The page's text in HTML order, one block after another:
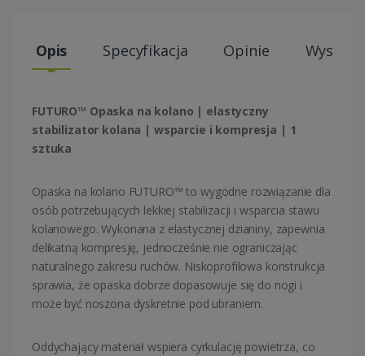
Opis Specyfikacja Opinie Wysyłki
FUTURO™ Opaska na kolano | elastyczny
stabilizator kolana | wsparcie i kompresja | 1
sztuka
Opaska na kolano FUTURO™ to wygodne rozwiązanie dla
osób potrzebujących lekkiej stabilizacji i wsparcia stawu
kolanowego. Wykonana z elastycznej dzianiny, zapewnia
delikatną kompresję, jednocześnie nie ograniczając
naturalnego zakresu ruchów. Niskoprofilowa konstrukcja
sprawia, że opaska dobrze dopasowuje się do nogi i
może być noszona dyskretnie pod ubraniem.
Oddychający materiał wspiera cyrkulację powietrza, co